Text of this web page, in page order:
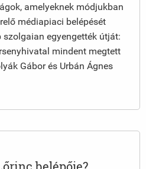
amelyeknek módjukban
médiapiaci belépését
egyengették útját:
mindent megtett
Gábor és Urbán Ágnes
belépője?